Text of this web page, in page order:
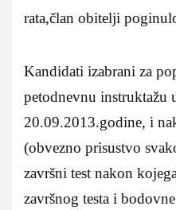
rata,član obitelji
Kandidati izabrani za
petodnevnu instruktažu
20.09.2013.godine, i
(obvezno prisustvo
završni test nakon
završnog testa i